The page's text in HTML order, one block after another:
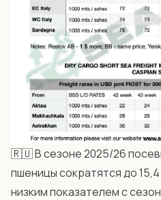
🇷🇺 В сезоне 2025/26
пшеницы сократятся до
низким показателем с